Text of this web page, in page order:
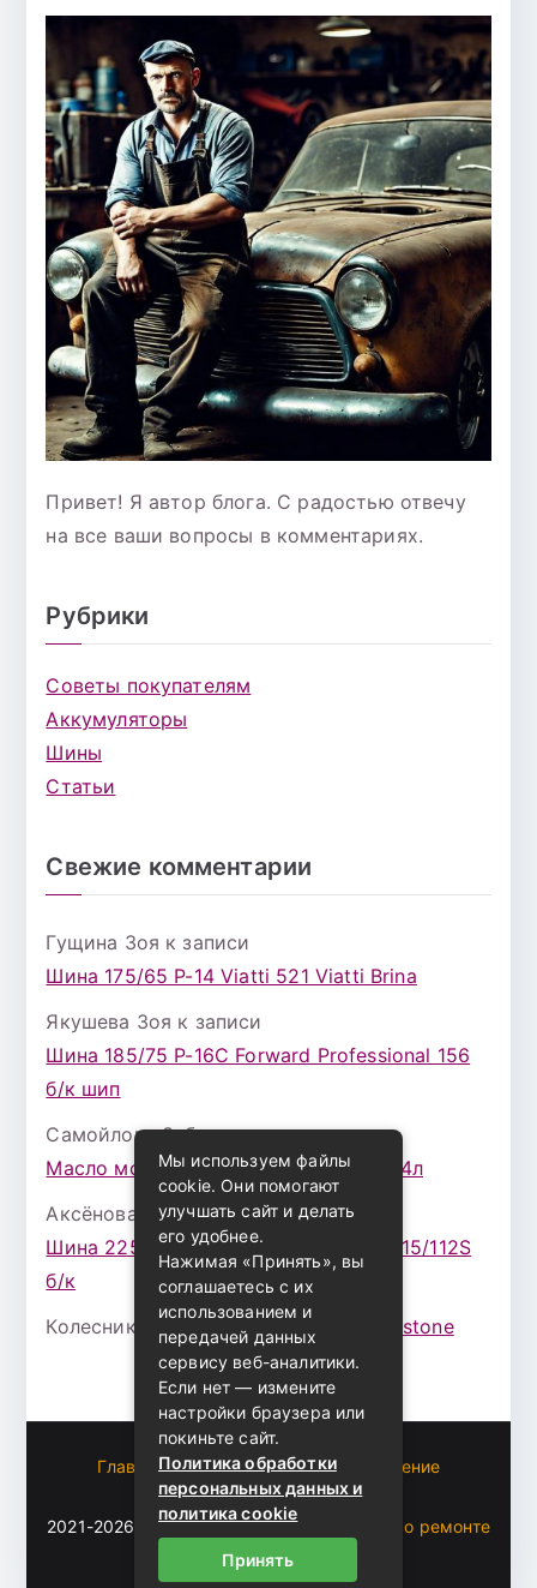
Привет! Я автор блога. С радостью отвечу
на все ваши вопросы в комментариях.
Рубрики
Советы покупателям
Аккумуляторы
Шины
Статьи
Свежие комментарии
Гущина Зоя к записи
Шина 175/65 Р-14 Viatti 521 Viatti Brina
Якушева Зоя к записи
Шина 185/75 Р-16С Forward Professional 156
б/к шип
Самойлова Забавак записи
Масло моторное ZIC X7 (A+) 10W30 4л
Аксёнова Адельк записи
Шина 225/75 Р-16 Nokian Rotiva HT 115/112S
б/к
Колесникова Аурикак записи Bridgestone
Главная
Пользовательское соглашение
Карта сайта
2021-2026 (c)Автоблог Владомира — все о ремонте
и эксплуатации авто
Мы используем файлы
cookie. Они помогают
улучшать сайт и делать
его удобнее.
Нажимая «Принять», вы
соглашаетесь с их
использованием и
передачей данных
сервису веб-аналитики.
Если нет — измените
настройки браузера или
покиньте сайт.
Политика обработки
персональных данных и
политика cookie
Принять